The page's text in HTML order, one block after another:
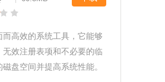
高效的系统工具，它能够
效注册表项和不必要的临
盘空间并提高系统性能。